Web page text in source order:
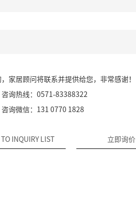
家居顾问将联系并提供给您，非常感谢！
询热线：0571-83388322
询微信：131 0770 1828
INQUIRY LIST 立即询价